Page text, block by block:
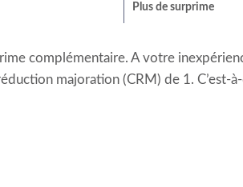
Plus de surprime
complémentaire. A votre
majoration (CRM) de 1. C’est-